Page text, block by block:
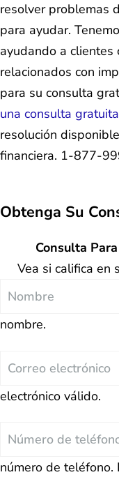
resolver problemas
para ayudar.
ayudando a clientes
relacionados con
para su consulta
una consulta
resolución
financiera. 1-877-
Obtenga Su
Consulta
Vea si califica en
Nombre
nombre.
Correo
electrónico válido.
Teléfono
número de teléfono.